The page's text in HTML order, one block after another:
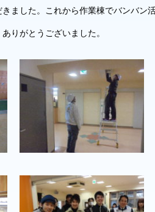
ました。これから作業棟でバンバン
りがとうございました。